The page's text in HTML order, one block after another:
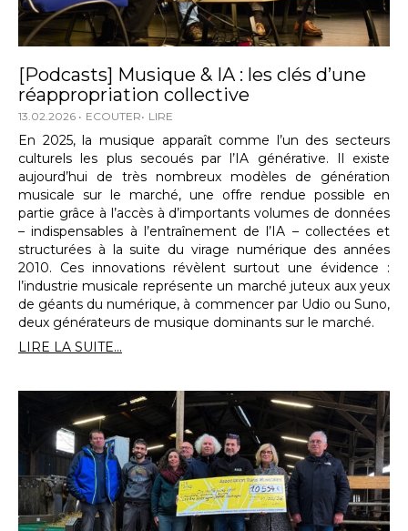
[Podcasts] Musique & IA : les clés d’une
réappropriation collective
13.02.2026 ECOUTER LIRE
En 2025, la musique apparaît comme l’un des secteurs
culturels les plus secoués par l’IA générative. Il existe
aujourd’hui de très nombreux modèles de génération
musicale sur le marché, une offre rendue possible en
partie grâce à l’accès à d’importants volumes de données
– indispensables à l’entraînement de l’IA – collectées et
structurées à la suite du virage numérique des années
2010. Ces innovations révèlent surtout une évidence :
l’industrie musicale représente un marché juteux aux yeux
de géants du numérique, à commencer par Udio ou Suno,
deux générateurs de musique dominants sur le marché.
LIRE LA SUITE...